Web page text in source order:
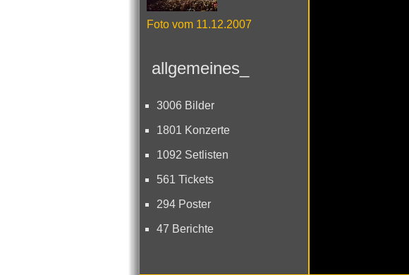
Foto vom 11.12.2007
allgemeines_
3006 Bilder
1801 Konzerte
1092 Setlisten
561 Tickets
294 Poster
47 Berichte